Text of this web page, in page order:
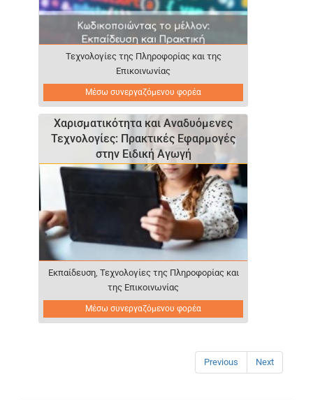
Τεχνολογίες της Πληροφορίας και της
Επικοινωνίας
Μέσω συνεργαζόμενου φορέα
Χαρισματικότητα και Αναδυόμενες
Τεχνολογίες: Πρακτικές Εφαρμογές
στην Ειδική Αγωγή
Εκπαίδευση, Τεχνολογίες της Πληροφορίας και
της Επικοινωνίας
Μέσω συνεργαζόμενου φορέα
Previous Next